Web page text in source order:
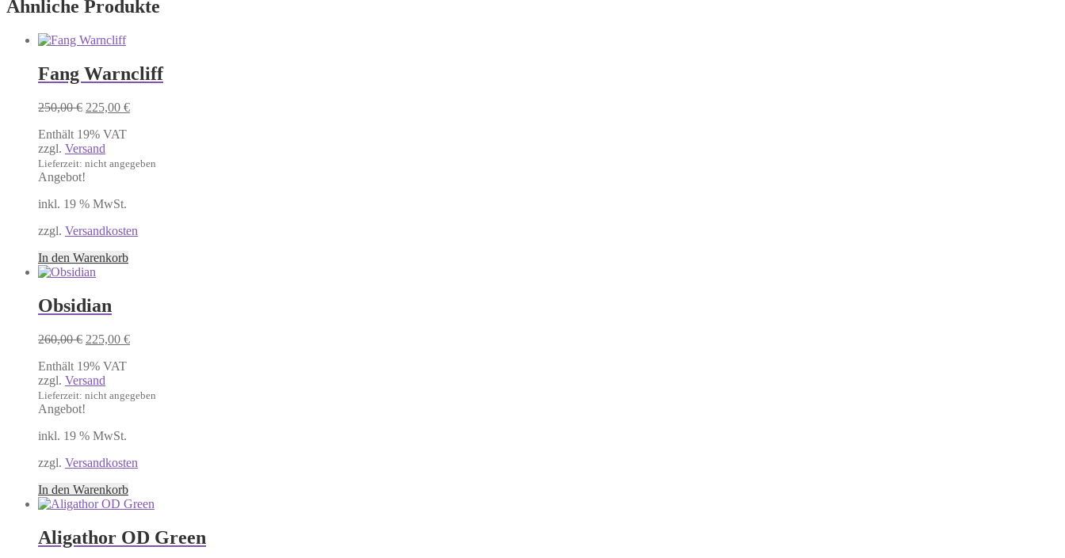
Ähnliche Produkte
Fang Warncliff
250,00€ Ursprünglicher
war:
250,00 €
225,00 €Aktueller
Enthält 19% VAT
zzgl. Versand
Lieferzeit: nicht angegeben
Angebot!
inkl. 19 % MwSt.
zzgl. Versandkosten
In den Warenkorb
Obsidian
260,00€ Ursprünglicher
war:
260,00 €
225,00 €Aktueller
Enthält 19% VAT
zzgl. Versand
Lieferzeit: nicht angegeben
Angebot!
inkl. 19 % MwSt.
zzgl. Versandkosten
In den Warenkorb
Aligathor OD Green